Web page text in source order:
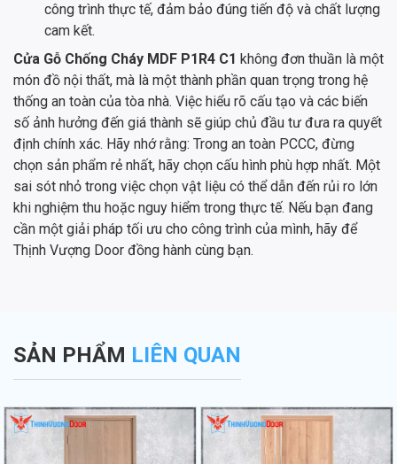
công trình thực tế, đảm bảo đúng tiến độ và chất lượng
cam kết.
Cửa Gỗ Chống Cháy MDF P1R4 C1 không đơn thuần là một
món đồ nội thất, mà là một thành phần quan trọng trong hệ
thống an toàn của tòa nhà. Việc hiểu rõ cấu tạo và các biến
số ảnh hưởng đến giá thành sẽ giúp chủ đầu tư đưa ra quyết
định chính xác. Hãy nhớ rằng: Trong an toàn PCCC, đừng
chọn sản phẩm rẻ nhất, hãy chọn cấu hình phù hợp nhất. Một
sai sót nhỏ trong việc chọn vật liệu có thể dẫn đến rủi ro lớn
khi nghiệm thu hoặc nguy hiểm trong thực tế. Nếu bạn đang
cần một giải pháp tối ưu cho công trình của mình, hãy để
Thịnh Vượng Door đồng hành cùng bạn.
SẢN PHẨM LIÊN QUAN